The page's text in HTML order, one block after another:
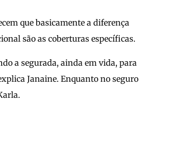
que basicamente a diferença
são as coberturas específicas.
a segurada, ainda em vida, para
Janaine. Enquanto no seguro